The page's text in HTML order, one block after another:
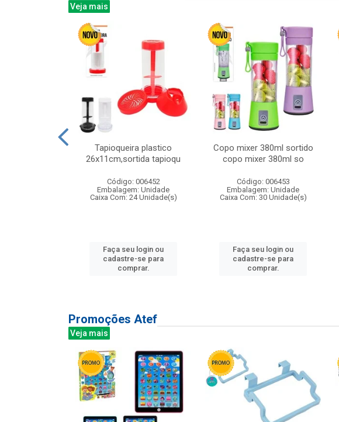
Veja mais
Tapioqueira plastico
26x11cm,sortida tapioqu
Código: 006452
Embalagem: Unidade
Caixa Com: 24 Unidade(s)
Faça seu login ou
cadastre-se para
comprar.
Copo mixer 380ml sortido
copo mixer 380ml so
Código: 006453
Embalagem: Unidade
Caixa Com: 30 Unidade(s)
Faça seu login ou
cadastre-se para
comprar.
Promoções Atef
Veja mais